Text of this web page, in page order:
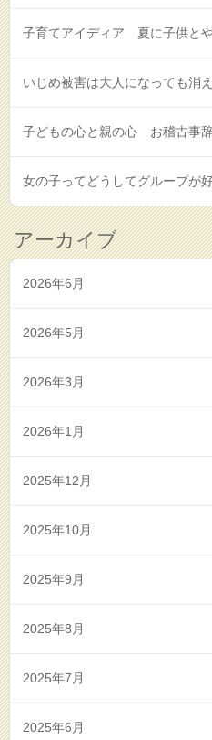
子育てアイディア 夏に子供と
いじめ被害は大人になっても消
子どもの心と親の心 お稽古事
女の子ってどうしてグループが
アーカイブ
2026年6月
2026年5月
2026年3月
2026年1月
2025年12月
2025年10月
2025年9月
2025年8月
2025年7月
2025年6月